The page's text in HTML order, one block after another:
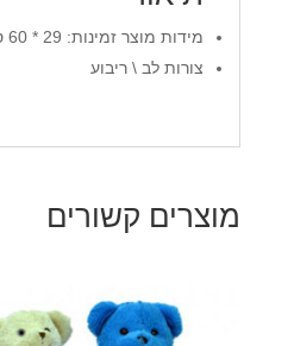
מידות מוצר זמינות: 29 * 60 ס"מ
צורות לב \ ריבוע
מוצרים קשורים